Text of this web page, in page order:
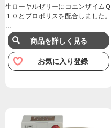
生ローヤルゼリーにコエンザイムＱ
１０とプロポリスを配合しました。
…
商品を詳しく見る
お気に入り登録